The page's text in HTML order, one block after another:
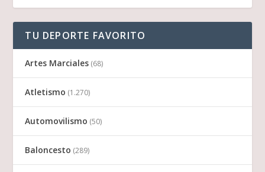
TU DEPORTE FAVORITO
Artes Marciales (68)
Atletismo (1.270)
Automovilismo (50)
Baloncesto (289)